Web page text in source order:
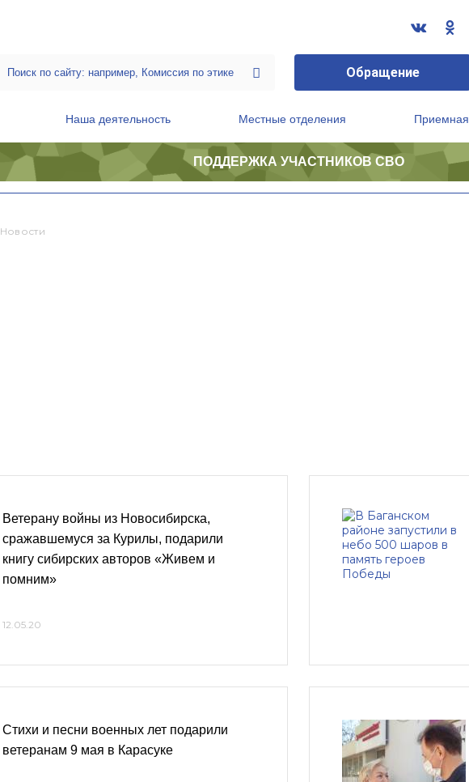
Обращение
Наша деятельность Местные отделения Приемная
ПОДДЕРЖКА УЧАСТНИКОВ СВО
Новости
Ветерану войны из Новосибирска,
сражавшемуся за Курилы, подарили
книгу сибирских авторов «Живем и
помним»
12.05.20
Стихи и песни военных лет подарили
ветеранам 9 мая в Карасуке